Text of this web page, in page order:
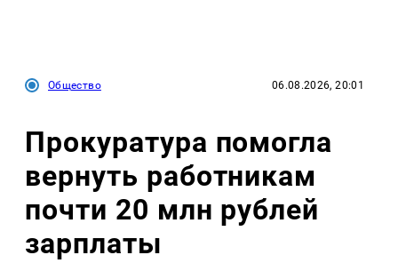
Общество 06.08.2026, 20:01
Прокуратура помогла
вернуть работникам
почти 20 млн рублей
зарплаты